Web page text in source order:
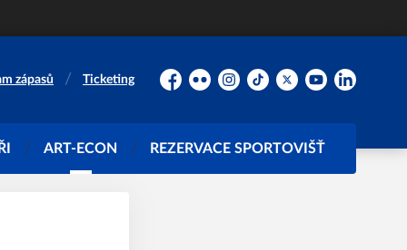
zápasů Ticketing
Facebook
FlickrInstagram
TikTokPlatform X
YouTubeLinkedIn
ART-ECON REZERVACE SPORTOVIŠŤ